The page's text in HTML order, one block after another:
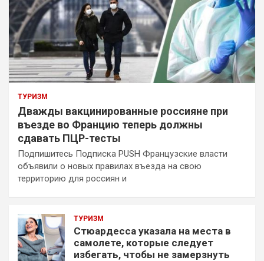
ТУРИЗМ
Дважды вакцинированные россияне при
въезде во Францию теперь должны
сдавать ПЦР-тесты
Подпишитесь Подписка PUSH Французские власти
объявили о новых правилах въезда на свою
территорию для россиян и
ТУРИЗМ
Стюардесса указала на места в
самолете, которые следует
избегать, чтобы не замерзнуть